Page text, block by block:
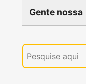
Gente nossa